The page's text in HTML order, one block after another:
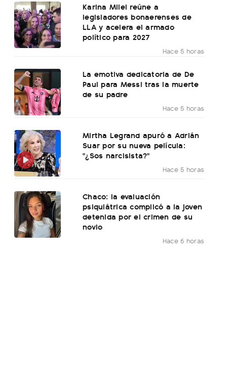
Karina Milei reúne a
legisladores bonaerenses de
LLA y acelera el armado
político para 2027
Hace 5 horas
La emotiva dedicatoria de De
Paul para Messi tras la muerte
de su padre
Hace 5 horas
Mirtha Legrand apuró a Adrián
Suar por su nueva película:
"¿Sos narcisista?"
Hace 5 horas
Chaco: la evaluación
psiquiátrica complicó a la joven
detenida por el crimen de su
novio
Hace 6 horas